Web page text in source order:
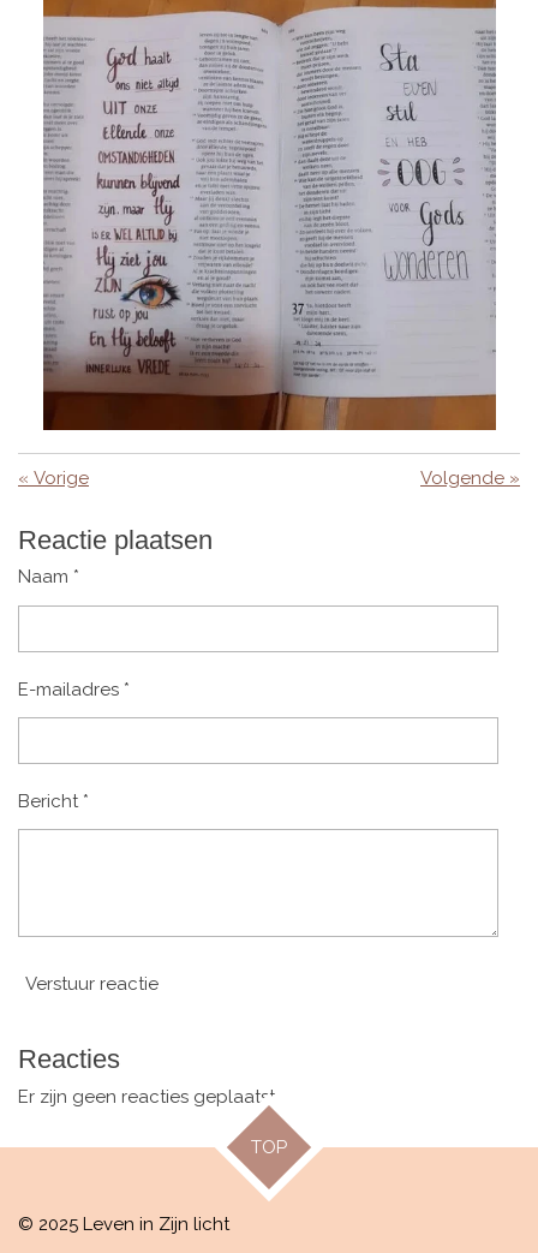
« Vorige Volgende »
Reactie plaatsen
Naam *
E-mailadres *
Bericht *
Verstuur reactie
Reacties
Er zijn geen reacties geplaatst.
TOP
© 2025 Leven in Zijn licht